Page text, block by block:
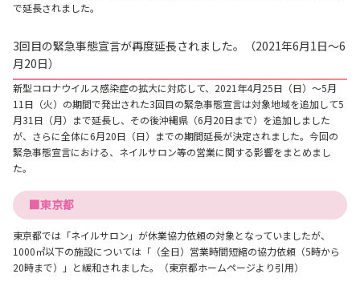
で延長されました。
3回目の緊急事態宣言が再度延長されました。（2021年6月1日～6
月20日）
新型コロナウイルス感染症の拡大に対応して、2021年4月25日（日）～5月
11日（火）の期間で発出された3回目の緊急事態宣言は対象地域を追加して5
月31日（月）まで延長し、その後沖縄県（6月20日まで）を追加しました
が、さらに全体に6月20日（日）までの期間延長が決定されました。今回の
緊急事態宣言における、ネイルサロン等の営業に関する影響をまとめまし
た。
■東京都
東京都では「ネイルサロン」が休業協力依頼の対象となっていましたが、
1000㎡以下の施設については「（全日）営業時間短縮の協力依頼（5時から
20時まで）」と緩和されました。（東京都ホームページより引用）